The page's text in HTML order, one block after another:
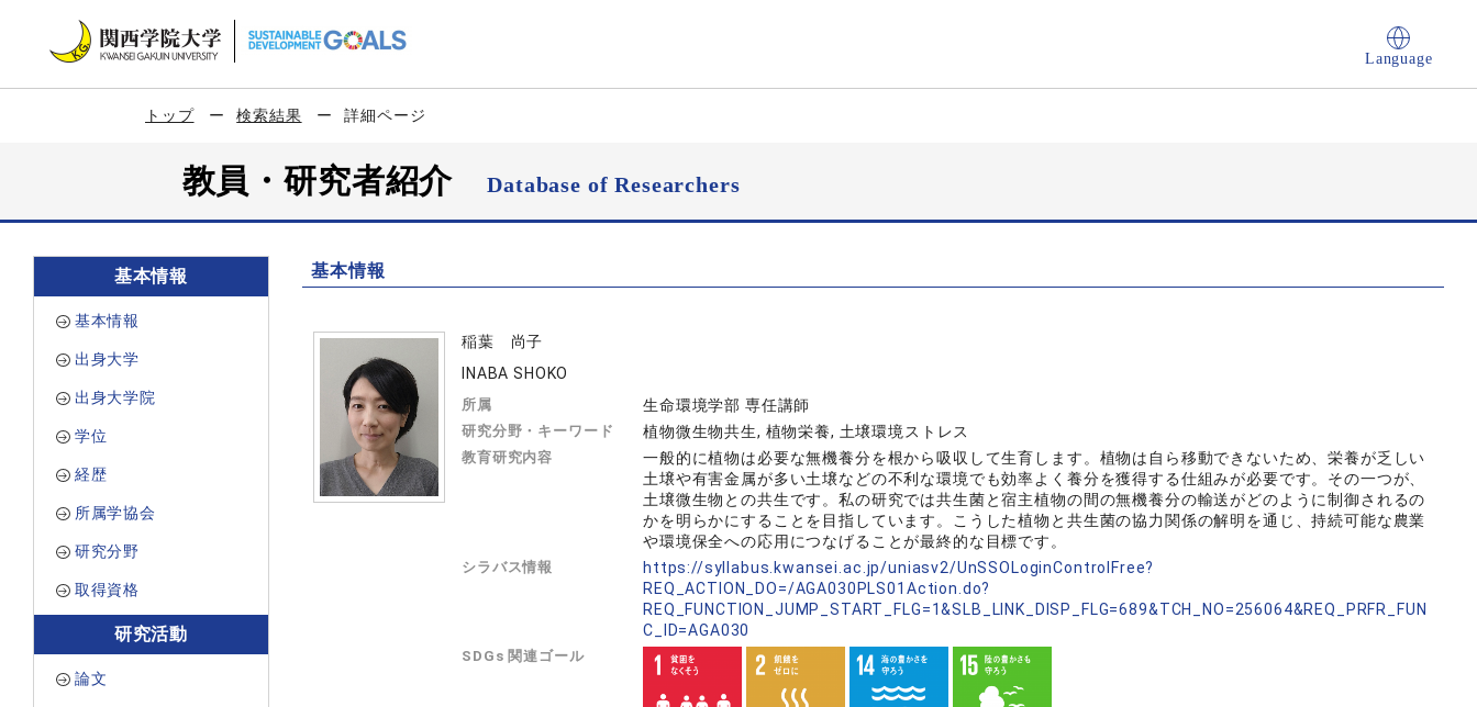
Language
トップ 検索結果 詳細ページ
教員・研究者紹介Database of Researchers
基本情報
基本情報
出身大学
出身大学院
学位
経歴
所属学協会
研究分野
取得資格
研究活動
論文
基本情報
稲葉 尚子
INABA SHOKO
所属 生命環境学部 専任講師
研究分野・キーワード 植物微生物共生, 植物栄養, 土壌環境ストレス
教育研究内容
一般的に植物は必要な無機養分を根から吸収して生育します。植物は自ら移動できないため、栄養が乏しい
土壌や有害金属が多い土壌などの不利な環境でも効率よく養分を獲得する仕組みが必要です。その一つが、
土壌微生物との共生です。私の研究では共生菌と宿主植物の間の無機養分の輸送がどのように制御されるの
かを明らかにすることを目指しています。こうした植物と共生菌の協力関係の解明を通じ、持続可能な農業
や環境保全への応用につなげることが最終的な目標です。
シラバス情報
https://syllabus.kwansei.ac.jp/uniasv2/UnSSOLoginControlFree?
REQ_ACTION_DO=/AGA030PLS01Action.do?
REQ_FUNCTION_JUMP_START_FLG=1&SLB_LINK_DISP_FLG=689&TCH_NO=256064&REQ_PRFR_FUN
C_ID=AGA030
SDGs 関連ゴール